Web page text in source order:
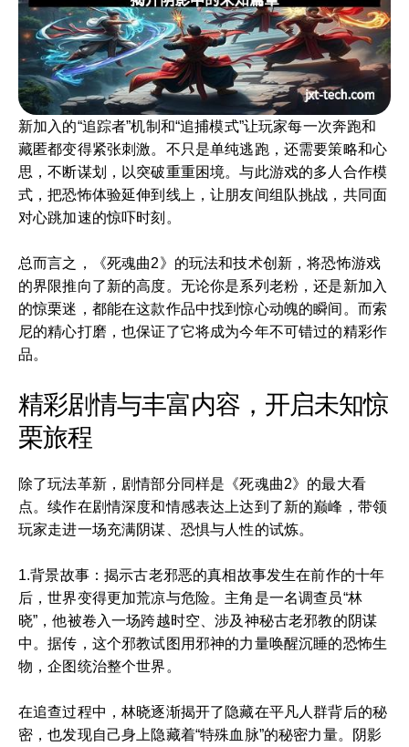
新加入的“追踪者”机制和“追捕模式”让玩家每一次奔跑和
藏匿都变得紧张刺激。不只是单纯逃跑，还需要策略和心
思，不断谋划，以突破重重困境。与此游戏的多人合作模
式，把恐怖体验延伸到线上，让朋友间组队挑战，共同面
对心跳加速的惊吓时刻。
总而言之，《死魂曲2》的玩法和技术创新，将恐怖游戏
的界限推向了新的高度。无论你是系列老粉，还是新加入
的惊栗迷，都能在这款作品中找到惊心动魄的瞬间。而索
尼的精心打磨，也保证了它将成为今年不可错过的精彩作
品。
精彩剧情与丰富内容，开启未知惊
栗旅程
除了玩法革新，剧情部分同样是《死魂曲2》的最大看
点。续作在剧情深度和情感表达上达到了新的巅峰，带领
玩家走进一场充满阴谋、恐惧与人性的试炼。
1.背景故事：揭示古老邪恶的真相故事发生在前作的十年
后，世界变得更加荒凉与危险。主角是一名调查员“林
晓”，他被卷入一场跨越时空、涉及神秘古老邪教的阴谋
中。据传，这个邪教试图用邪神的力量唤醒沉睡的恐怖生
物，企图统治整个世界。
在追查过程中，林晓逐渐揭开了隐藏在平凡人群背后的秘
密，也发现自己身上隐藏着“特殊血脉”的秘密力量。阴影